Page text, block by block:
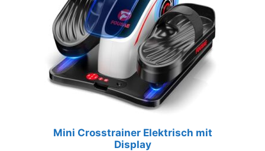
Mini Crosstrainer Elektrisch mit
Display